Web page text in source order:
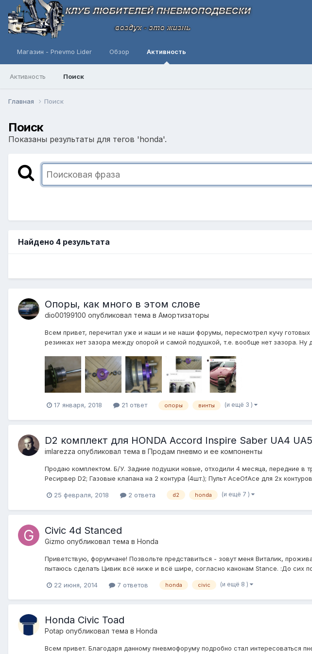
Магазин - Pnevmo Lider Обзор Активность
Активность Поиск
Главная Поиск
Поиск
Показаны результаты для тегов 'honda'.
Найдено 4 результата
Опоры, как много в этом слове
dio00199100 опубликовал тема в Амортизаторы
Всем привет, перечитал уже и наши и не наши форумы, пересмотрел кучу готовых
резинках нет зазора между опорой и самой подушкой, т.е. вообще нет зазора. Ну
17 января, 2018 21 ответ опоры винты (и ещё 3 )
D2 комплект для HONDA Accord Inspire Saber UA4
imlarezza опубликовал тема в Продам пневмо и ее компоненты
Продаю комплектом. Б/У. Задние подушки новые, отходили 4 месяца, передние в
Ресирвер D2; Газовые клапана на 2 контура (4шт.); Пульт AceOfAce для 2х
25 февраля, 2018 2 ответа d2 honda (и ещё 7 )
Civic 4d Stanced
Gizmo опубликовал тема в Honda
Приветствую, форумчане! Позвольте представиться - зовут меня Виталик,
пытаюсь сделать Цивик всё ниже и всё шире, согласно канонам Stance. :До сих
22 июня, 2014 7 ответов honda civic (и ещё 8 )
Honda Civic Toad
Potap опубликовал тема в Honda
Всем привет. Благодаря данному пневмофоруму подробно стал интересоваться